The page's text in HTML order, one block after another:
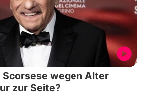
Scorsese wegen Alter
zur Seite?